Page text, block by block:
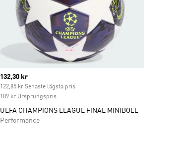
Current price
132,30 kr
122,85 kr Senaste lägsta pris
189 kr Ursprungspris
UEFA CHAMPIONS LEAGUE FINAL MINIBOLL
Performance